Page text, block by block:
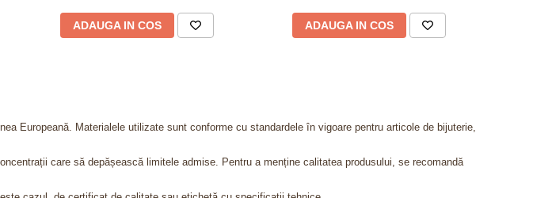
ADAUGA IN COS ADAUGA IN COS
Europeană. Materialele utilizate sunt conforme cu standardele în vigoare pentru articole de bijuterie,
care să depășească limitele admise. Pentru a menține calitatea produsului, se recomandă